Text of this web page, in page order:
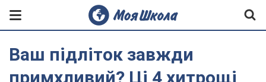
Ваш підліток завжди
примхливий? Ці 4 хитрощі